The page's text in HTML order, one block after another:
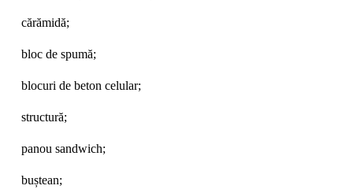
cărămidă;
bloc de spumă;
blocuri de beton celular;
structură;
panou sandwich;
buștean;